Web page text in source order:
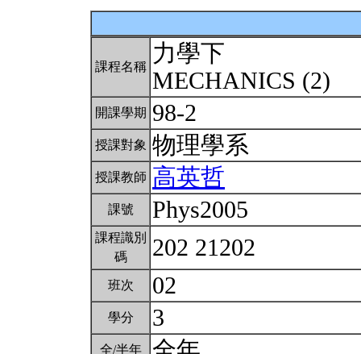
課程名稱 力學下
MECHANICS (2)
開課學期 98-2
授課對象 物理學系
授課教師 高英哲
課號 Phys2005
課程識別
碼
202 21202
班次 02
學分 3
全/半年